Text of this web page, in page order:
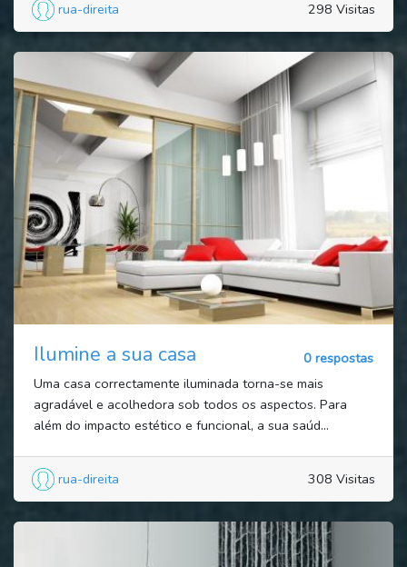
rua-direita 298 Visitas
Ilumine a sua casa
0 respostas
Uma casa correctamente iluminada torna-se mais
agradável e acolhedora sob todos os aspectos. Para
além do impacto estético e funcional, a sua saúd...
rua-direita 308 Visitas